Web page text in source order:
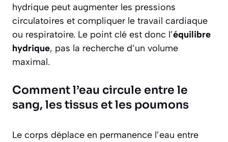
hydrique peut augmenter les pressions
circulatoires et compliquer le travail cardiaque
ou respiratoire. Le point clé est donc l’équilibre
hydrique, pas la recherche d’un volume
maximal.
Comment l’eau circule entre le
sang, les tissus et les poumons
Le corps déplace en permanence l’eau entre